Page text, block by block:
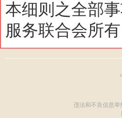
本细则之全部
服务联合会所
违法和不良信息举